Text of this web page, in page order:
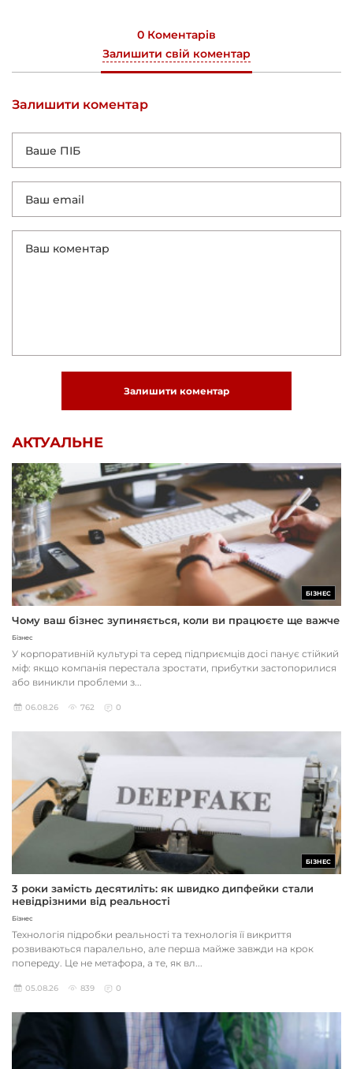
0 Коментарів
Залишити свій коментар
Залишити коментар
Залишити коментар
АКТУАЛЬНЕ
БІЗНЕС
Чому ваш бізнес зупиняється, коли ви працюєте ще важче
Бізнес
У корпоративній культурі та серед підприємців досі панує стійкий
міф: якщо компанія перестала зростати, прибутки застопорилися
або виникли проблеми з...
06.08.26 762 0
БІЗНЕС
3 роки замість десятиліть: як швидко дипфейки стали
невідрізними від реальності
Бізнес
Технологія підробки реальності та технологія її викриття
розвиваються паралельно, але перша майже завжди на крок
попереду. Це не метафора, а те, як вл...
05.08.26 839 0